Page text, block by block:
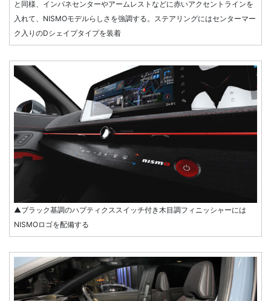
と同様、インパネセンターやアームレストなどに赤いアクセントラインを
入れて、NISMOモデルらしさを強調する。ステアリングにはセンターマー
ク入りのDシェイプタイプを装着
▲ブラック基調のハプティクススイッチ付き木目調フィニッシャーには
NISMOロゴを配備する